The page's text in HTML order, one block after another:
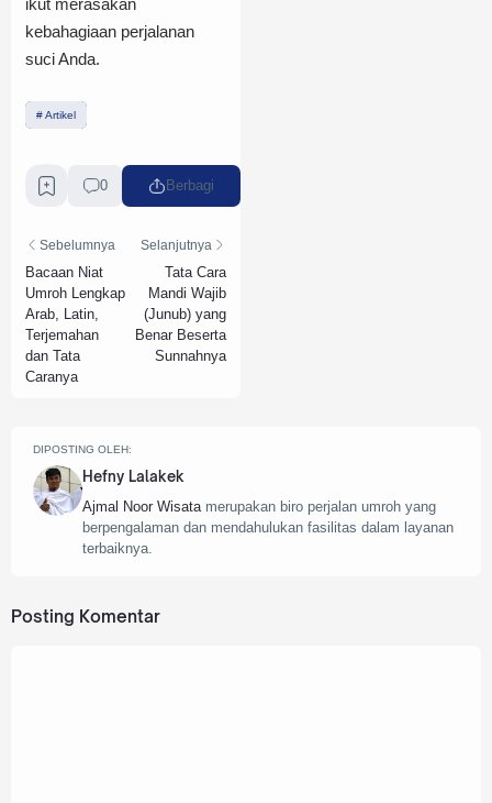
kebahagiaan perjalanan
suci Anda.
Artikel
0 Berbagi
Sebelumnya
Bacaan Niat
Umroh Lengkap
Arab, Latin,
Terjemahan
dan Tata
Caranya
Selanjutnya
Tata Cara
Mandi Wajib
(Junub) yang
Benar Beserta
Sunnahnya
DIPOSTING OLEH:
Hefny Lalakek
Ajmal Noor Wisata merupakan biro perjalan umroh yang
berpengalaman dan mendahulukan fasilitas dalam layanan
terbaiknya.
Posting Komentar